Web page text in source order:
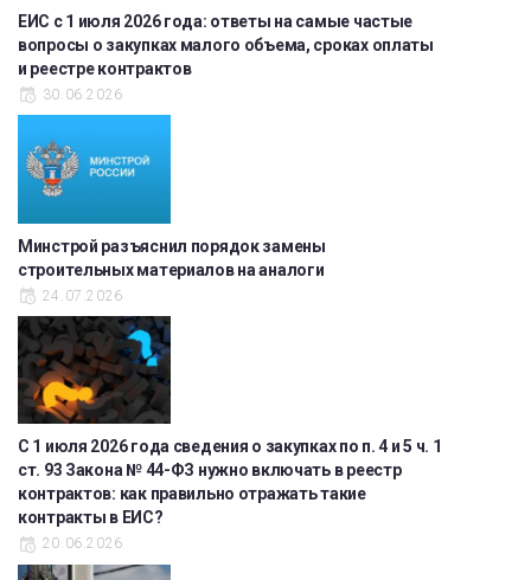
ЕИС с 1 июля 2026 года: ответы на самые частые
вопросы о закупках малого объема, сроках оплаты
и реестре контрактов
30.06.2026
Минстрой разъяснил порядок замены
строительных материалов на аналоги
24.07.2026
С 1 июля 2026 года сведения о закупках по п. 4 и 5 ч. 1
ст. 93 Закона № 44-ФЗ нужно включать в реестр
контрактов: как правильно отражать такие
контракты в ЕИС?
20.06.2026